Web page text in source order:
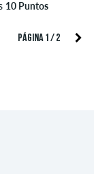
PÁGINA 1 / 2
10 Puntos